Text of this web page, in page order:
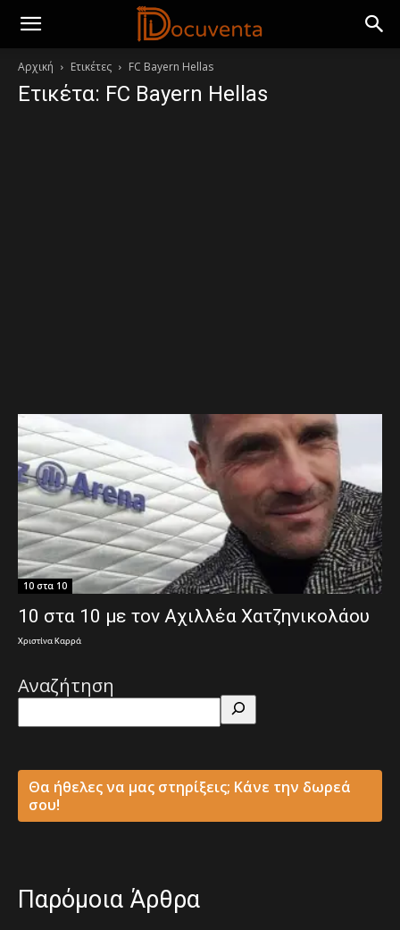
Αρχική Ετικέτες FC Bayern Hellas
Ετικέτα: FC Bayern Hellas
10 στα 10
10 στα 10 με τον Αχιλλέα Χατζηνικολάου
Χριστίνα Καρρά
Αναζήτηση
Θα ήθελες να μας στηρίξεις; Κάνε την δωρεά
σου!
Παρόμοια Άρθρα